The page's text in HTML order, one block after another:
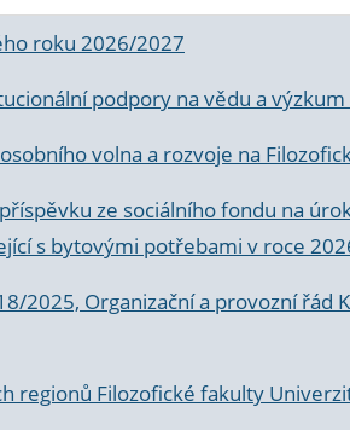
roku 2026/2027
podpory na vědu a
volna a rozvoje na
ze sociálního fondu na
s bytovými potřebami v roce
2025, Organizační a provozní řád
regionů Filozofické fakulty